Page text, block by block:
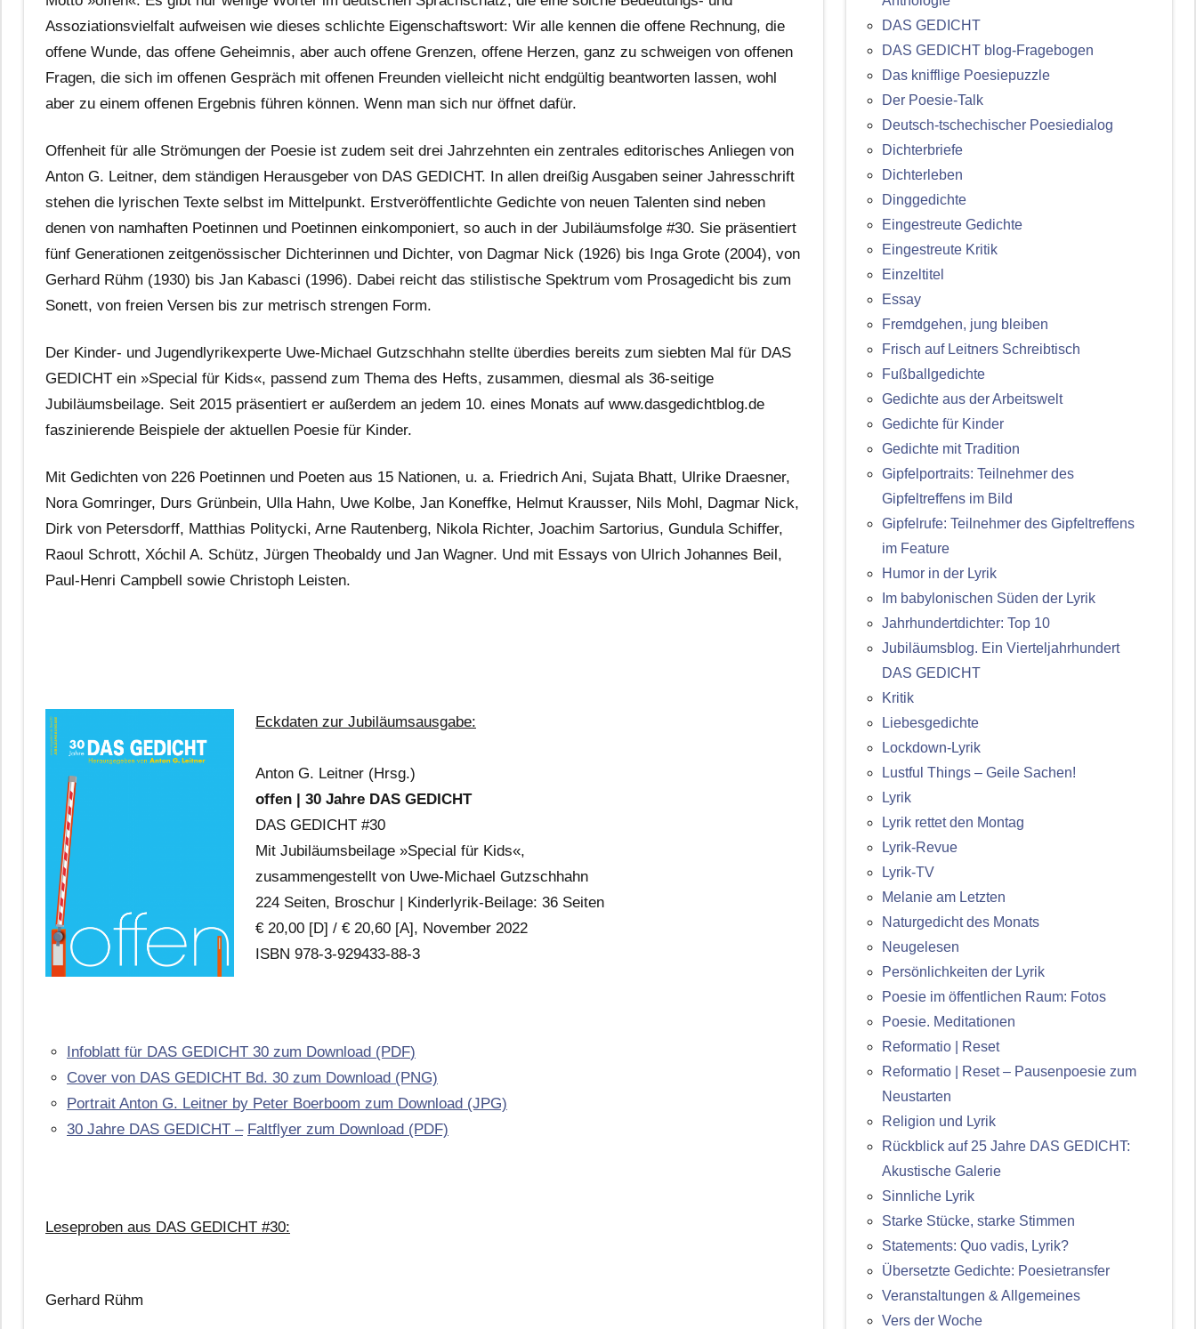
Assoziationsvielfalt aufweisen wie dieses schlichte Eigenschaftswort: Wir alle kennen die offene Rechnung, die
offene Wunde, das offene Geheimnis, aber auch offene Grenzen, offene Herzen, ganz zu schweigen von offenen
Fragen, die sich im offenen Gespräch mit offenen Freunden vielleicht nicht endgültig beantworten lassen, wohl
aber zu einem offenen Ergebnis führen können. Wenn man sich nur öffnet dafür.
Offenheit für alle Strömungen der Poesie ist zudem seit drei Jahrzehnten ein zentrales editorisches Anliegen von
Anton G. Leitner, dem ständigen Herausgeber von DAS GEDICHT. In allen dreißig Ausgaben seiner Jahresschrift
stehen die lyrischen Texte selbst im Mittelpunkt. Erstveröffentlichte Gedichte von neuen Talenten sind neben
denen von namhaften Poetinnen und Poetinnen einkomponiert, so auch in der Jubiläumsfolge #30. Sie präsentiert
fünf Generationen zeitgenössischer Dichterinnen und Dichter, von Dagmar Nick (1926) bis Inga Grote (2004), von
Gerhard Rühm (1930) bis Jan Kabasci (1996). Dabei reicht das stilistische Spektrum vom Prosagedicht bis zum
Sonett, von freien Versen bis zur metrisch strengen Form.
Der Kinder- und Jugendlyrikexperte Uwe-Michael Gutzschhahn stellte überdies bereits zum siebten Mal für DAS
GEDICHT ein »Special für Kids«, passend zum Thema des Hefts, zusammen, diesmal als 36-seitige
Jubiläumsbeilage. Seit 2015 präsentiert er außerdem an jedem 10. eines Monats auf www.dasgedichtblog.de
faszinierende Beispiele der aktuellen Poesie für Kinder.
Mit Gedichten von 226 Poetinnen und Poeten aus 15 Nationen, u. a. Friedrich Ani, Sujata Bhatt, Ulrike Draesner,
Nora Gomringer, Durs Grünbein, Ulla Hahn, Uwe Kolbe, Jan Koneffke, Helmut Krausser, Nils Mohl, Dagmar Nick,
Dirk von Petersdorff, Matthias Politycki, Arne Rautenberg, Nikola Richter, Joachim Sartorius, Gundula Schiffer,
Raoul Schrott, Xóchil A. Schütz, Jürgen Theobaldy und Jan Wagner. Und mit Essays von Ulrich Johannes Beil,
Paul-Henri Campbell sowie Christoph Leisten.
Eckdaten zur Jubiläumsausgabe:
Anton G. Leitner (Hrsg.)
offen | 30 Jahre DAS GEDICHT
DAS GEDICHT #30
Mit Jubiläumsbeilage »Special für Kids«,
zusammengestellt von Uwe-Michael Gutzschhahn
224 Seiten, Broschur | Kinderlyrik-Beilage: 36 Seiten
€ 20,00 [D] / € 20,60 [A], November 2022
ISBN 978-3-929433-88-3
Infoblatt für DAS GEDICHT 30 zum Download (PDF)
Cover von DAS GEDICHT Bd. 30 zum Download (PNG)
Portrait Anton G. Leitner by Peter Boerboom zum Download (JPG)
30 Jahre DAS GEDICHT – Faltflyer zum Download (PDF)
Leseproben aus DAS GEDICHT #30:
Gerhard Rühm
DAS GEDICHT
DAS GEDICHT blog-Fragebogen
Das knifflige Poesiepuzzle
Der Poesie-Talk
Deutsch-tschechischer Poesiedialog
Dichterbriefe
Dichterleben
Dinggedichte
Eingestreute Gedichte
Eingestreute Kritik
Einzeltitel
Essay
Fremdgehen, jung bleiben
Frisch auf Leitners Schreibtisch
Fußballgedichte
Gedichte aus der Arbeitswelt
Gedichte für Kinder
Gedichte mit Tradition
Gipfelportraits: Teilnehmer des
Gipfeltreffens im Bild
Gipfelrufe: Teilnehmer des Gipfeltreffens
im Feature
Humor in der Lyrik
Im babylonischen Süden der Lyrik
Jahrhundertdichter: Top 10
Jubiläumsblog. Ein Vierteljahrhundert
DAS GEDICHT
Kritik
Liebesgedichte
Lockdown-Lyrik
Lustful Things – Geile Sachen!
Lyrik
Lyrik rettet den Montag
Lyrik-Revue
Lyrik-TV
Melanie am Letzten
Naturgedicht des Monats
Neugelesen
Persönlichkeiten der Lyrik
Poesie im öffentlichen Raum: Fotos
Poesie. Meditationen
Reformatio | Reset
Reformatio | Reset – Pausenpoesie zum
Neustarten
Religion und Lyrik
Rückblick auf 25 Jahre DAS GEDICHT:
Akustische Galerie
Sinnliche Lyrik
Starke Stücke, starke Stimmen
Statements: Quo vadis, Lyrik?
Übersetzte Gedichte: Poesietransfer
Veranstaltungen & Allgemeines
Vers der Woche